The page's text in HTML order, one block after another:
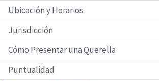
Ubicación y Horarios
Jurisdicción
Cómo Presentar una Querella
Puntualidad